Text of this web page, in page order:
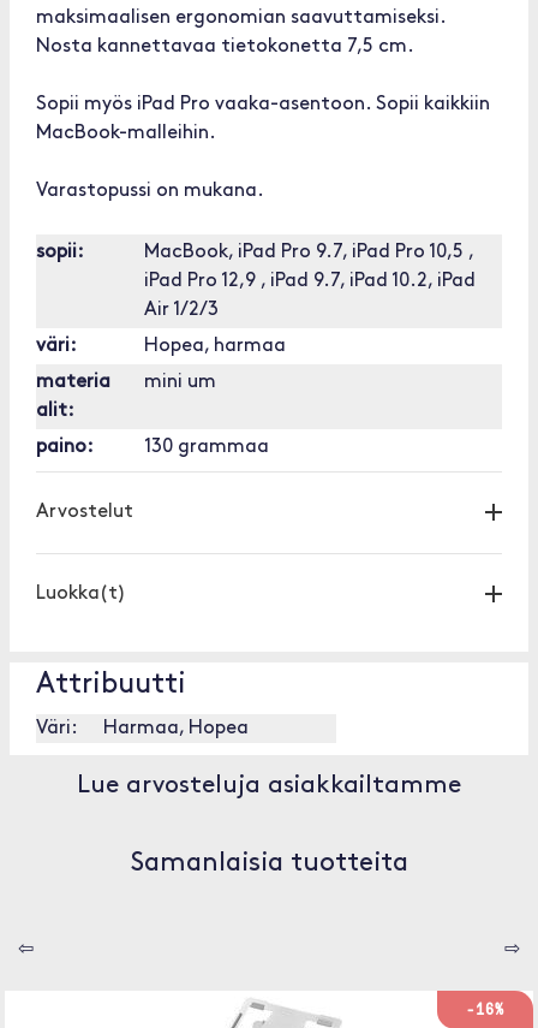
maksimaalisen ergonomian saavuttamiseksi.
Nosta kannettavaa tietokonetta 7,5 cm.
Sopii myös iPad Pro vaaka-asentoon. Sopii kaikkiin
MacBook-malleihin.
Varastopussi on mukana.
sopii:
MacBook, iPad Pro 9.7, iPad Pro 10,5 ,
iPad Pro 12,9 , iPad 9.7, iPad 10.2, iPad
Air 1/2/3
väri:
Hopea, harmaa
materia
alit:
mini um
paino: 130 grammaa
Arvostelut
Luokka(t)
Attribuutti
Väri: Harmaa, Hopea
Lue arvosteluja asiakkailtamme
Samanlaisia tuotteita
⇦ ⇨
-16%